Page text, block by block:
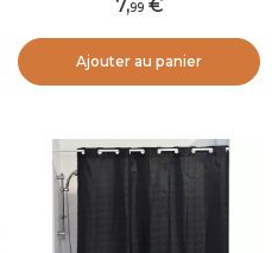
7,99
Ajouter au panier